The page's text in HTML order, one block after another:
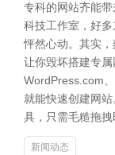
专科的网站齐能
科技工作室，好
怦然心动。其实
让你毁坏搭建专
WordPress.com
就能快速创建网
具，只需毛糙拖
新闻动态